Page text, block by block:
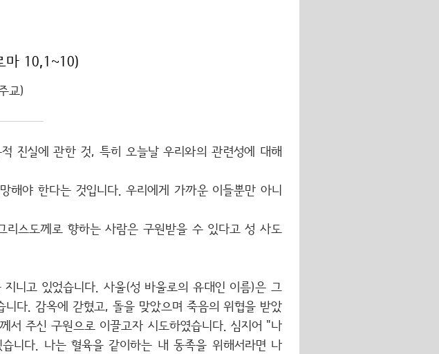
마 10,1~10)
교)
진실에 관한 것, 특히 오늘날 우리와의 관련성에 대해
야 한다는 것입니다. 우리에게 가까운 이들뿐만 아니
스도께로 향하는 사람은 구원받을 수 있다고 성 사도
니고 있었습니다. 사울(성 바울로의 유대인 이름)은 그
다. 감옥에 갇혔고, 돌을 맞았으며 죽음의 위협을 받았
서 주신 구원으로 이끌고자 시도하였습니다. 심지어 "나
니다. 나는 혈육을 같이하는 내 동족을 위해서라면 나